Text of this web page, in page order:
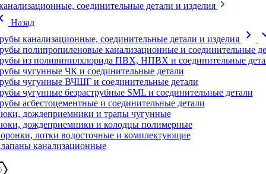
соединительные детали и изделия
Назад
канализационные, соединительные детали и изделия
chevron_right
полипропиленовые канализационные и соединительные
из поливинилхлорида ПВХ, НПВХ и соединительные
чугунные ЧК и соединительные детали
чугунные ВЧШГ и соединительные детали
чугунные безраструбные SML и соединительные детали
асбестоцементные и соединительные детали
дождеприемники и трапы чугунные
дождеприемники и колодцы полимерные
лотки водосточные и комплектующие
канализационные